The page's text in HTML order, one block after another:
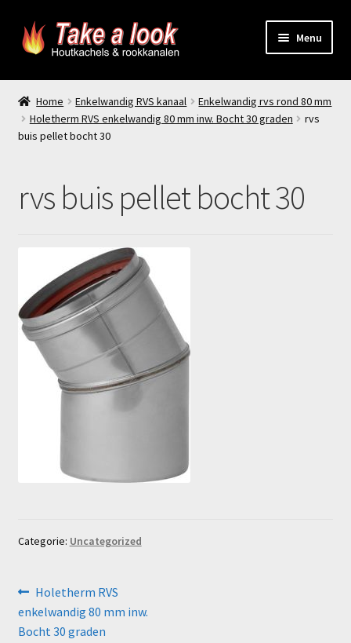
Ga
door
Ga
naar
Menu
Home
Prijsindicatie rookkanaal
Contact
Home Enkelwandig RVS kanaal
Enkelwandig rvs rond 80 mm
Holetherm RVS enkelwandig 80 mm inw. Bocht 30 graden
rvs
buis pellet bocht 30
rvs buis pellet bocht 30
Categorie: Uncategorized
Bericht
navigatie
Vorig
bericht:
Holetherm RVS
enkelwandig 80 mm inw.
Bocht 30 graden